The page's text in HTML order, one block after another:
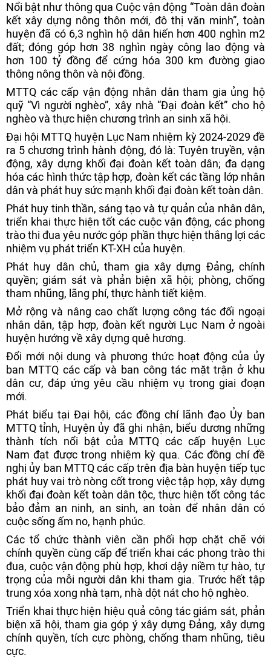
Nổi bật như thông qua Cuộc vận động “Toàn dân đoàn
kết xây dựng nông thôn mới, đô thị văn minh”, toàn
huyện đã có 6,3 nghìn hộ dân hiến hơn 400 nghìn m2
đất; đóng góp hơn 38 nghìn ngày công lao động và
hơn 100 tỷ đồng để cứng hóa 300 km đường giao
thông nông thôn và nội đồng.
MTTQ các cấp vận động nhân dân tham gia ủng hộ
quỹ “Vì người nghèo”, xây nhà “Đại đoàn kết” cho hộ
nghèo và thực hiện chương trình an sinh xã hội.
Đại hội MTTQ huyện Lục Nam nhiệm kỳ 2024-2029 đề
ra 5 chương trình hành động, đó là: Tuyên truyền, vận
động, xây dựng khối đại đoàn kết toàn dân; đa dạng
hóa các hình thức tập hợp, đoàn kết các tầng lớp nhân
dân và phát huy sức mạnh khối đại đoàn kết toàn dân.
Phát huy tinh thần, sáng tạo và tự quản của nhân dân,
triển khai thực hiện tốt các cuộc vận động, các phong
trào thi đua yêu nước góp phần thực hiện thắng lợi các
nhiệm vụ phát triển KT-XH của huyện.
Phát huy dân chủ, tham gia xây dựng Đảng, chính
quyền; giám sát và phản biện xã hội; phòng, chống
tham nhũng, lãng phí, thực hành tiết kiệm.
Mở rộng và nâng cao chất lượng công tác đối ngoại
nhân dân, tập hợp, đoàn kết người Lục Nam ở ngoài
huyện hướng về xây dựng quê hương.
Đổi mới nội dung và phương thức hoạt động của ủy
ban MTTQ các cấp và ban công tác mặt trận ở khu
dân cư, đáp ứng yêu cầu nhiệm vụ trong giai đoạn
mới.
Phát biểu tại Đại hội, các đồng chí lãnh đạo Ủy ban
MTTQ tỉnh, Huyện ủy đã ghi nhận, biểu dương những
thành tích nổi bật của MTTQ các cấp huyện Lục
Nam đạt được trong nhiệm kỳ qua. Các đồng chí đề
nghị ủy ban MTTQ các cấp trên địa bàn huyện tiếp tục
phát huy vai trò nòng cốt trong việc tập hợp, xây dựng
khối đại đoàn kết toàn dân tộc, thực hiện tốt công tác
bảo đảm an ninh, an sinh, an toàn để nhân dân có
cuộc sống ấm no, hạnh phúc.
Các tổ chức thành viên cần phối hợp chặt chẽ với
chính quyền cùng cấp để triển khai các phong trào thi
đua, cuộc vận động phù hợp, khơi dậy niềm tự hào, tự
trọng của mỗi người dân khi tham gia. Trước hết tập
trung xóa xong nhà tạm, nhà dột nát cho hộ nghèo.
Triển khai thực hiện hiệu quả công tác giám sát, phản
biện xã hội, tham gia góp ý xây dựng Đảng, xây dựng
chính quyền, tích cực phòng, chống tham nhũng, tiêu
cực.